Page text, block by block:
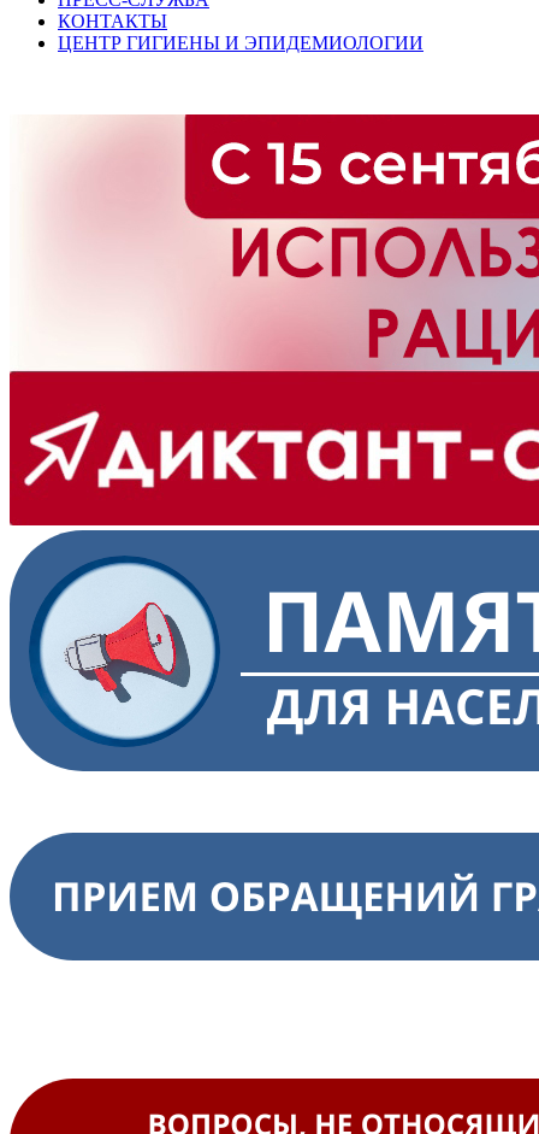
КОНТАКТЫ
ЦЕНТР ГИГИЕНЫ И ЭПИДЕМИОЛОГИИ